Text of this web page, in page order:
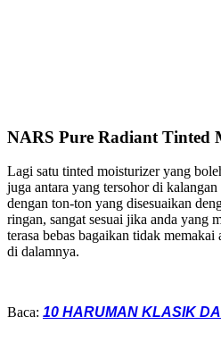
NARS Pure Radiant Tinted
Lagi satu tinted moisturizer yang
juga antara yang tersohor di
dengan ton-ton yang disesuaikan
ringan, sangat sesuai jika anda yang
terasa bebas bagaikan tidak
di dalamnya.
Baca: 10 HARUMAN KLASIK